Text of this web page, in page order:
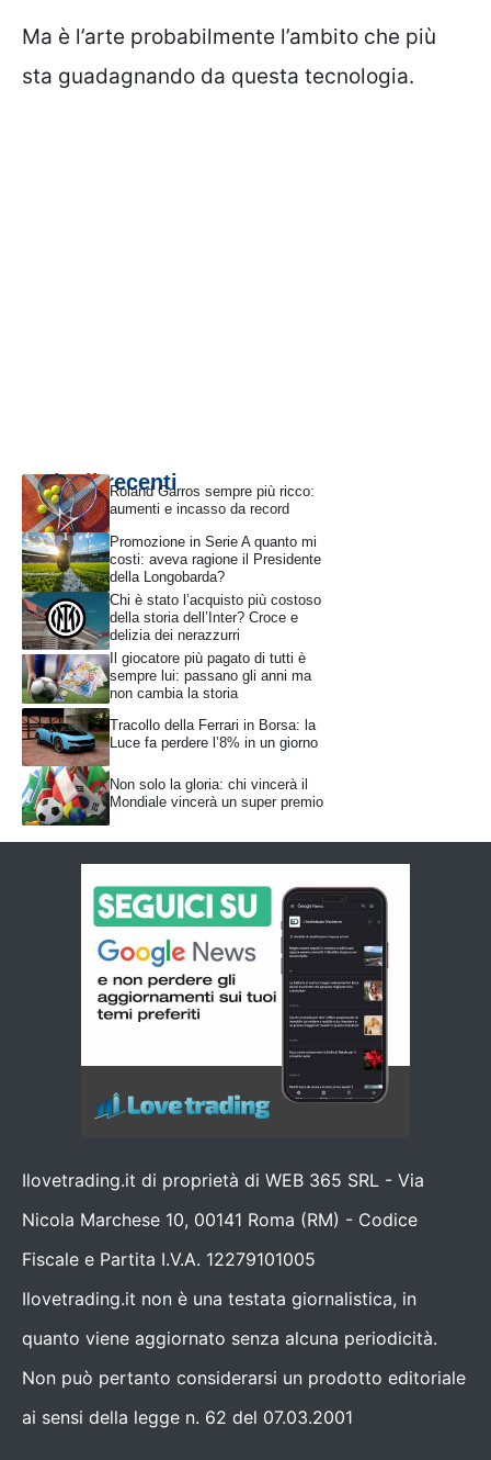
Ma è l’arte probabilmente l’ambito che più
sta guadagnando da questa tecnologia.
Articoli recentiRoland Garros sempre più ricco:
aumenti e incasso da record
Promozione in Serie A quanto mi
costi: aveva ragione il Presidente
della Longobarda?
Chi è stato l’acquisto più costoso
della storia dell’Inter? Croce e
delizia dei nerazzurri
Il giocatore più pagato di tutti è
sempre lui: passano gli anni ma
non cambia la storia
Tracollo della Ferrari in Borsa: la
Luce fa perdere l’8% in un giorno
Non solo la gloria: chi vincerà il
Mondiale vincerà un super premio
Ilovetrading.it di proprietà di WEB 365 SRL - Via
Nicola Marchese 10, 00141 Roma (RM) - Codice
Fiscale e Partita I.V.A. 12279101005
Ilovetrading.it non è una testata giornalistica, in
quanto viene aggiornato senza alcuna periodicità.
Non può pertanto considerarsi un prodotto editoriale
ai sensi della legge n. 62 del 07.03.2001